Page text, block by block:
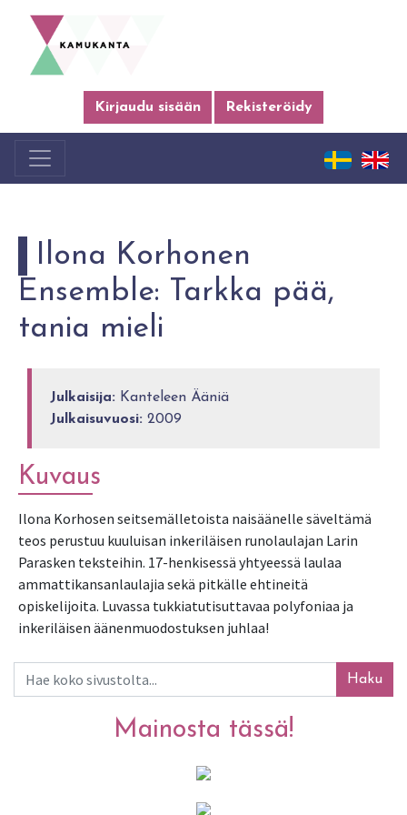
Kirjaudu sisään Rekisteröidy
Ilona Korhonen
Ensemble: Tarkka pää,
tania mieli
Julkaisija: Kanteleen Ääniä
Julkaisuvuosi: 2009
Kuvaus
Ilona Korhosen seitsemälletoista naisäänelle säveltämä
teos perustuu kuuluisan inkeriläisen runolaulajan Larin
Parasken teksteihin. 17-henkisessä yhtyeessä laulaa
ammattikansanlaulajia sekä pitkälle ehtineitä
opiskelijoita. Luvassa tukkiatutisuttavaa polyfoniaa ja
inkeriläisen äänenmuodostuksen juhlaa!
Haku
Mainosta tässä!